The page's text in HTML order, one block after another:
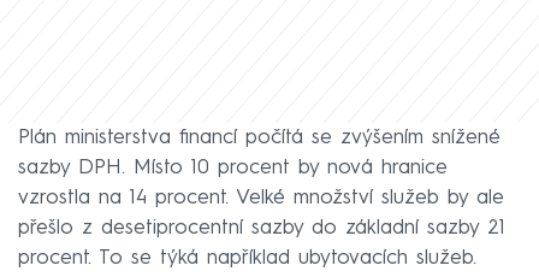
Plán ministerstva financí počítá se zvýšením snížené
sazby DPH. Místo 10 procent by nová hranice
vzrostla na 14 procent. Velké množství služeb by ale
přešlo z desetiprocentní sazby do základní sazby 21
procent. To se týká například ubytovacích služeb.